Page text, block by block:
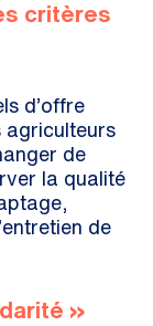
critères
d’offre
agriculteurs
de
la qualité
de
»